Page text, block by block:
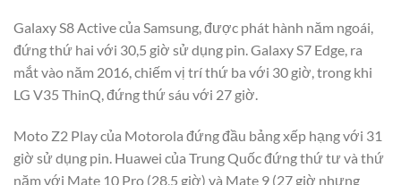
Galaxy S8 Active của Samsung, được phát hành năm ngoái,
đứng thứ hai với 30,5 giờ sử dụng pin. Galaxy S7 Edge, ra
mắt vào năm 2016, chiếm vị trí thứ ba với 30 giờ, trong khi
LG V35 ThinQ, đứng thứ sáu với 27 giờ.
Moto Z2 Play của Motorola đứng đầu bảng xếp hạng với 31
giờ sử dụng pin. Huawei của Trung Quốc đứng thứ tư và thứ
năm với Mate 10 Pro (28,5 giờ) và Mate 9 (27 giờ nhưng